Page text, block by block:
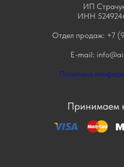
ИП
ИНН
Отдел продаж: +7
E-mail:
Политика
Принимаем